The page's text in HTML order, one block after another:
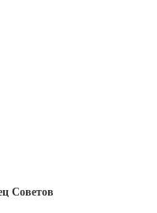
Советов